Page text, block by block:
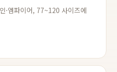
·엠파이어, 77~120 사이즈에